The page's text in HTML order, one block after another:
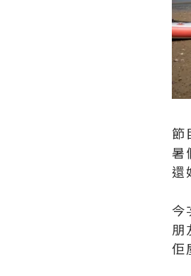
節
暑
還
今
朋
佢